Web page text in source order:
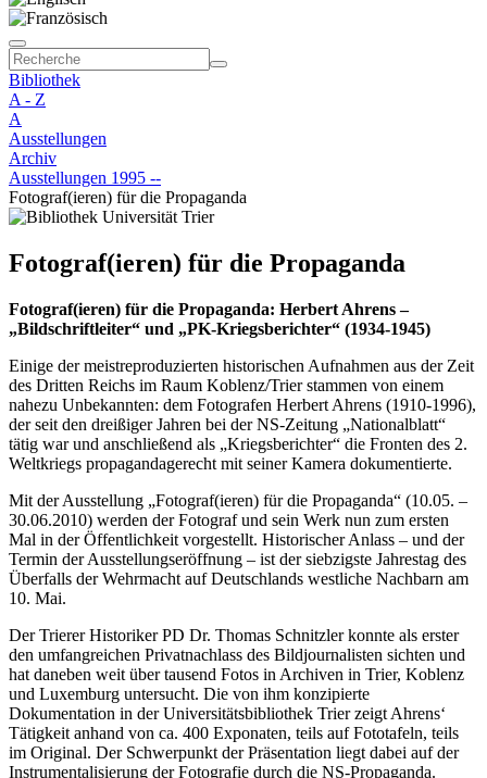
Bibliothek
A - Z
A
Ausstellungen
Archiv
Ausstellungen 1995 --
Fotograf(ieren) für die Propaganda
Fotograf(ieren) für die Propaganda
Fotograf(ieren) für die Propaganda: Herbert Ahrens –
„Bildschriftleiter“ und „PK-Kriegsberichter“ (1934-1945)
Einige der meistreproduzierten historischen Aufnahmen aus der Zeit
des Dritten Reichs im Raum Koblenz/Trier stammen von einem
nahezu Unbekannten: dem Fotografen Herbert Ahrens (1910-1996),
der seit den dreißiger Jahren bei der NS-Zeitung „Nationalblatt“
tätig war und anschließend als „Kriegsberichter“ die Fronten des 2.
Weltkriegs propagandagerecht mit seiner Kamera dokumentierte.
Mit der Ausstellung „Fotograf(ieren) für die Propaganda“ (10.05. –
30.06.2010) werden der Fotograf und sein Werk nun zum ersten
Mal in der Öffentlichkeit vorgestellt. Historischer Anlass – und der
Termin der Ausstellungseröffnung – ist der siebzigste Jahrestag des
Überfalls der Wehrmacht auf Deutschlands westliche Nachbarn am
10. Mai.
Der Trierer Historiker PD Dr. Thomas Schnitzler konnte als erster
den umfangreichen Privatnachlass des Bildjournalisten sichten und
hat daneben weit über tausend Fotos in Archiven in Trier, Koblenz
und Luxemburg untersucht. Die von ihm konzipierte
Dokumentation in der Universitätsbibliothek Trier zeigt Ahrens‘
Tätigkeit anhand von ca. 400 Exponaten, teils auf Fototafeln, teils
im Original. Der Schwerpunkt der Präsentation liegt dabei auf der
Instrumentalisierung der Fotografie durch die NS-Propaganda.